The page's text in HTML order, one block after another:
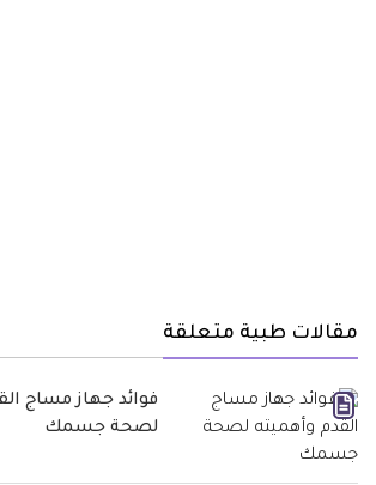
مقالات طبية متعلقة
فوائد جهاز مساج
لصحة جسمك